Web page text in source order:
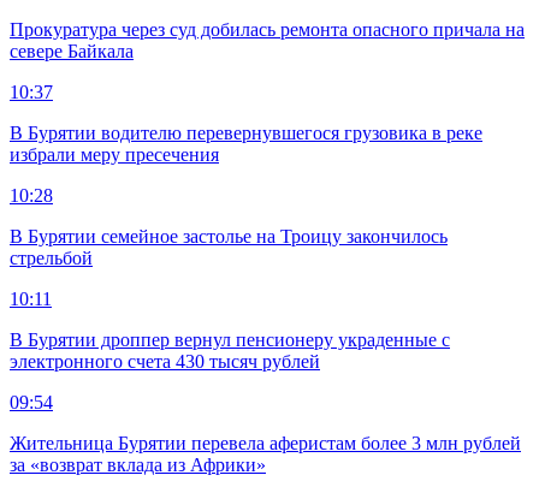
Прокуратура через суд добилась ремонта опасного причала на
севере Байкала
10:37
В Бурятии водителю перевернувшегося грузовика в реке
избрали меру пресечения
10:28
В Бурятии семейное застолье на Троицу закончилось
стрельбой
10:11
В Бурятии дроппер вернул пенсионеру украденные с
электронного счета 430 тысяч рублей
09:54
Жительница Бурятии перевела аферистам более 3 млн рублей
за «возврат вклада из Африки»